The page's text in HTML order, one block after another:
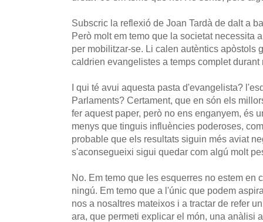
Subscric la reflexió de Joan Tardà de dalt a
Però molt em temo que la societat necessita
per mobilitzar-se. Li calen autèntics apòstols
caldrien evangelistes a temps complet durant
I qui té avui aquesta pasta d'evangelista?
Parlaments? Certament, que en són els
fer aquest paper, però no ens enganyem, és
menys que tinguis influències poderoses,
probable que els resultats siguin més aviat
s'aconsegueixi sigui quedar com algú molt
No. Em temo que les esquerres no estem en
ningú. Em temo que a l'únic que podem
nos a nosaltres mateixos i a tractar de refer
ara, que permeti explicar el món, una anàlisi